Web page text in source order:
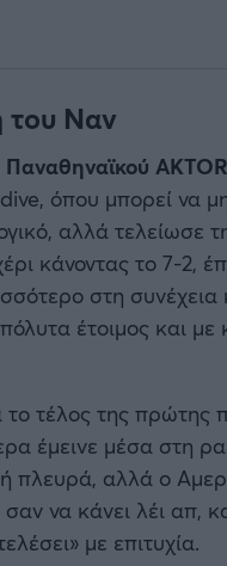
του Ναν
Παναθηναϊκού AKTOR
όπου μπορεί να
αλλά τελείωσε
κάνοντας το 7-2,
στη
έτοιμος και με
το τέλος της πρώτης
έμεινε μέσα στη
πλευρά, αλλά ο
να κάνει λέι απ,
με επιτυχία.